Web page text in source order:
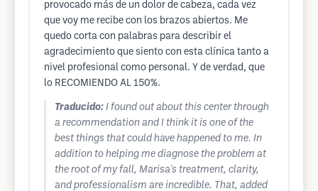
provocado más de un dolor de cabeza, cada vez
que voy me recibe con los brazos abiertos. Me
quedo corta con palabras para describir el
agradecimiento que siento con esta clínica tanto a
nivel profesional como personal. Y de verdad, que
lo RECOMIENDO AL 150%.
Traducido: I found out about this center through
a recommendation and I think it is one of the
best things that could have happened to me. In
addition to helping me diagnose the problem at
the root of my fall, Marisa's treatment, clarity,
and professionalism are incredible. That, added